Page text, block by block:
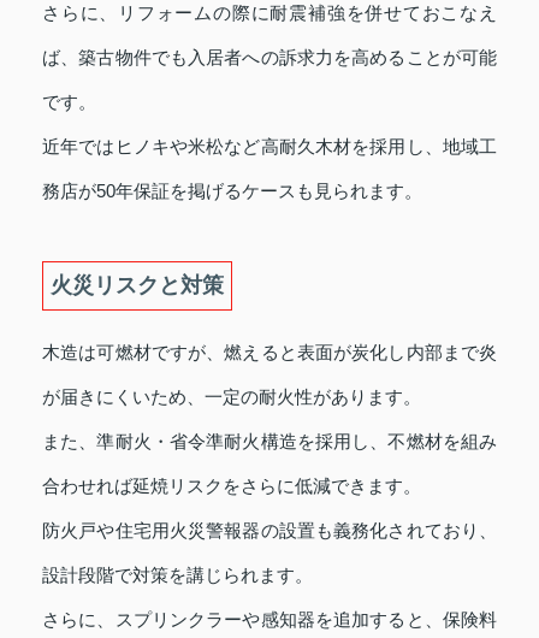
さらに、リフォームの際に耐震補強を併せておこなえ
ば、築古物件でも入居者への訴求力を高めることが可能
です。
近年ではヒノキや米松など高耐久木材を採用し、地域工
務店が50年保証を掲げるケースも見られます。
火災リスクと対策
木造は可燃材ですが、燃えると表面が炭化し内部まで炎
が届きにくいため、一定の耐火性があります。
また、準耐火・省令準耐火構造を採用し、不燃材を組み
合わせれば延焼リスクをさらに低減できます。
防火戸や住宅用火災警報器の設置も義務化されており、
設計段階で対策を講じられます。
さらに、スプリンクラーや感知器を追加すると、保険料